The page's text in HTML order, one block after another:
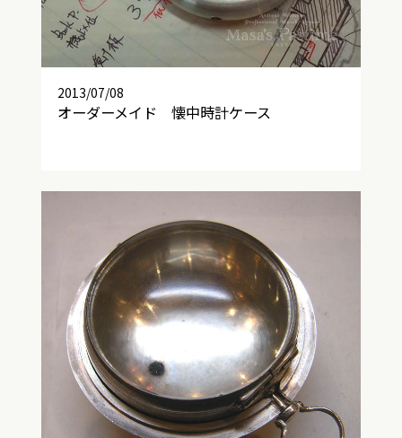
2013/07/08
オーダーメイド 懐中時計ケース